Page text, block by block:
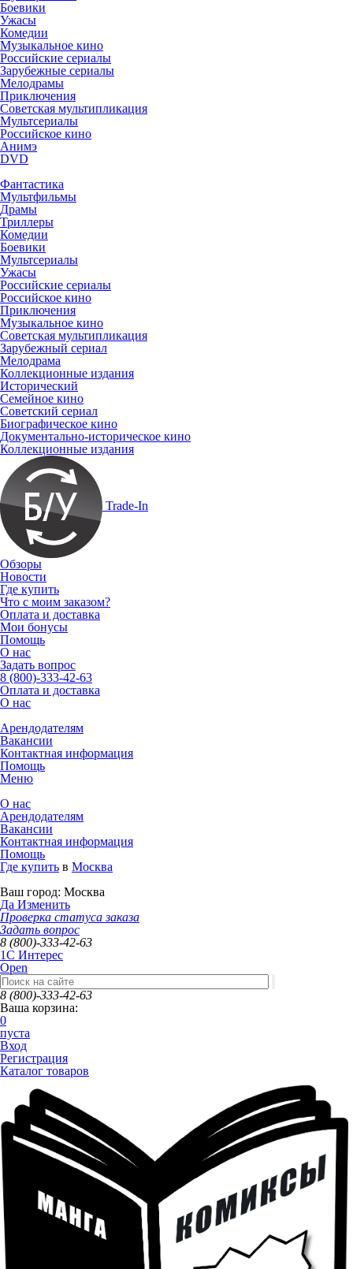
Боевики
Ужасы
Комедии
Музыкальное кино
Российские сериалы
Зарубежные сериалы
Мелодрамы
Приключения
Советская мультипликация
Мультсериалы
Российское кино
Анимэ
DVD
Фантастика
Мультфильмы
Драмы
Триллеры
Комедии
Боевики
Мультсериалы
Ужасы
Российские сериалы
Российское кино
Приключения
Музыкальное кино
Советская мультипликация
Зарубежный сериал
Мелодрама
Коллекционные издания
Исторический
Семейное кино
Советский сериал
Биографическое кино
Документально-историческое кино
Коллекционные издания
Trade-In
Обзоры
Новости
Где купить
Что с моим заказом?
Оплата и доставка
Мои бонусы
Помощь
О нас
Задать вопрос
8 (800)-333-42-63
Оплата и доставка
О нас
Арендодателям
Вакансии
Контактная информация
Помощь
Меню
О нас
Арендодателям
Вакансии
Контактная информация
Помощь
Где купить в Москва
Ваш город: Москва
Да Изменить
Проверка статуса заказа
Задать вопрос
8 (800)-333-42-63
1C Интерес
Open
8 (800)-333-42-63
Ваша корзина:
0
пуста
Вход
Регистрация
Каталог товаров